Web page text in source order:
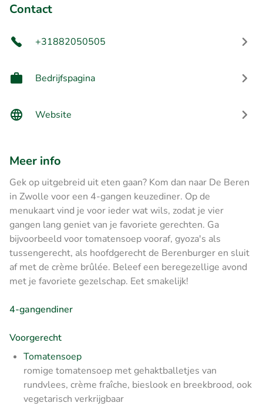
Contact
+31882050505
Bedrijfspagina
Website
Meer info
Gek op uitgebreid uit eten gaan? Kom dan naar De Beren
in Zwolle voor een 4-gangen keuzediner. Op de
menukaart vind je voor ieder wat wils, zodat je vier
gangen lang geniet van je favoriete gerechten. Ga
bijvoorbeeld voor tomatensoep vooraf, gyoza's als
tussengerecht, als hoofdgerecht de Berenburger en sluit
af met de crème brûlée. Beleef een beregezellige avond
met je favoriete gezelschap. Eet smakelijk!
4-gangendiner
Voorgerecht
Tomatensoep
romige tomatensoep met gehaktballetjes van
rundvlees, crème fraîche, bieslook en breekbrood, ook
vegetarisch verkrijgbaar